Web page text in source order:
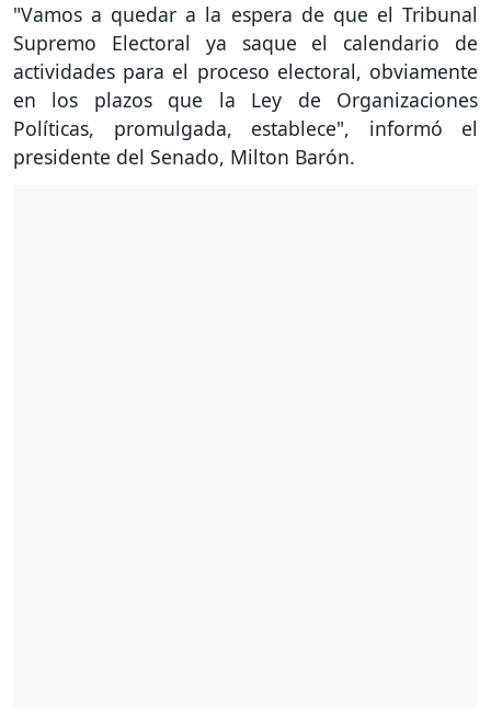
"Vamos a quedar a la espera de que el Tribunal
Supremo Electoral ya saque el calendario de
actividades para el proceso electoral, obviamente
en los plazos que la Ley de Organizaciones
Políticas, promulgada, establece", informó el
presidente del Senado, Milton Barón.